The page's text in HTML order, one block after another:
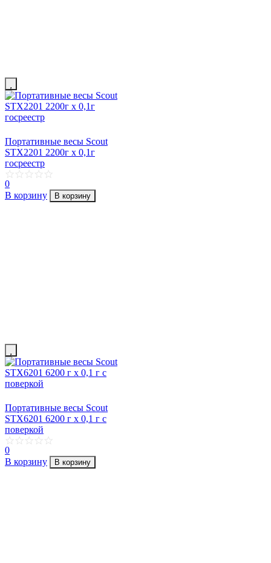
Портативные весы Scout
STX2201 2200г х 0,1г
госреестр
0
В корзину
В корзину
Портативные весы Scout
STX6201 6200 г х 0,1 г с
поверкой
0
В корзину
В корзину